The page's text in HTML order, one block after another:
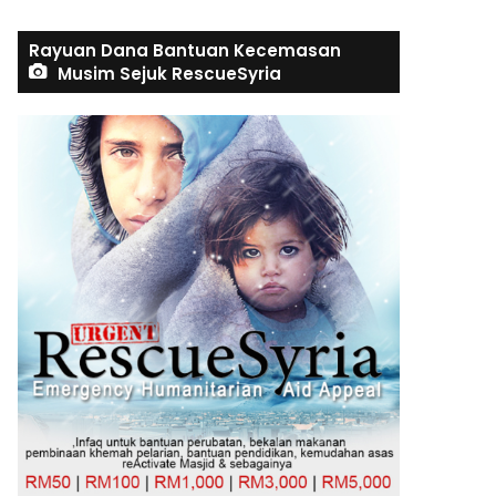
Rayuan Dana Bantuan Kecemasan
Musim Sejuk RescueSyria